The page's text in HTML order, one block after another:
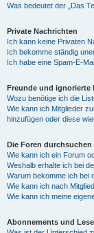
Was bedeutet der „Das
Private Nachrichten
Ich kann keine Privaten
Ich bekomme ständig
Ich habe eine Spam-E-
Freunde und ignorierte
Wozu benötige ich die
Wie kann ich Mitglieder
hinzufügen oder diese
Die Foren durchsuchen
Wie kann ich ein Forum
Weshalb erhalte ich bei
Warum bekomme ich bei
Wie kann ich nach
Wie kann ich meine
Abonnements und